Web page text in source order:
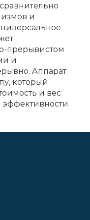
и
прерывистом
и
Аппарат
который
и вес